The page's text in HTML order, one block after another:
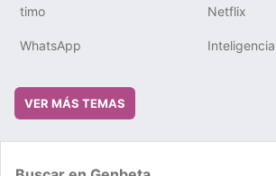
timo Netflix
WhatsApp
VER MÁS TEMAS